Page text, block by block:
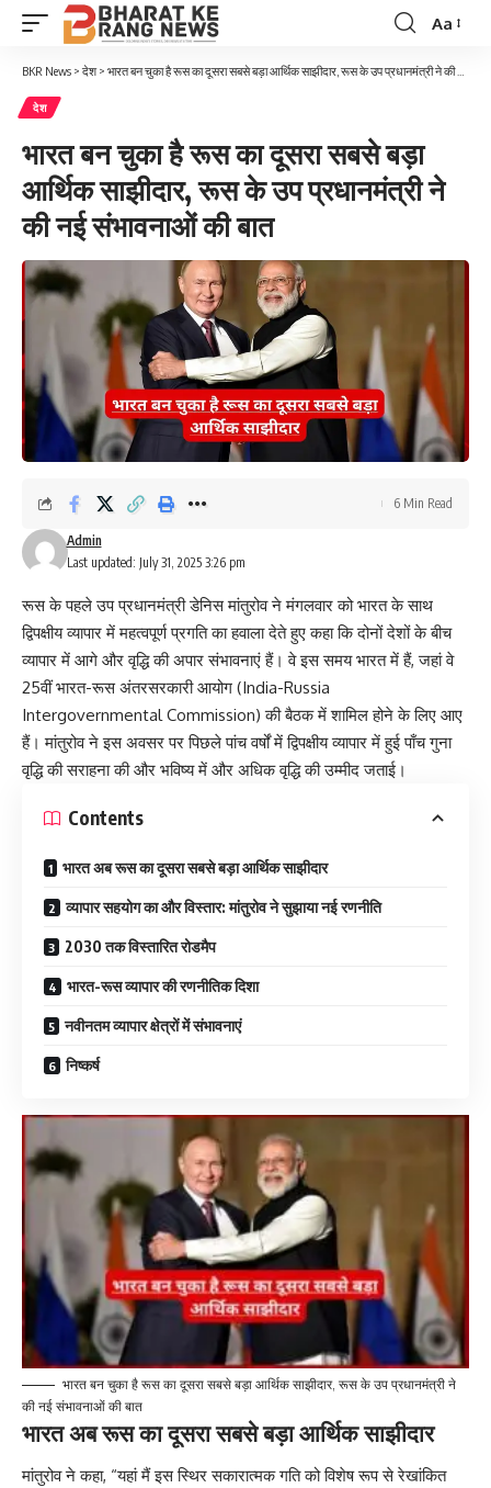
Font
Resizer
Aa
BKR News > देश> भारत बन चुका है रूस का दूसरा सबसे बड़ा आर्थिक साझीदार, रूस के उप प्रधानमंत्री ने की नई संभावनाओं की बात
देश
भारत बन चुका है रूस का दूसरा सबसे बड़ा
आर्थिक साझीदार, रूस के उप प्रधानमंत्री ने
की नई संभावनाओं की बात
Last updated: July 31, 2025 3:26 pm
Admin
6 Min Read
रूस के पहले उप प्रधानमंत्री डेनिस मांतुरोव ने मंगलवार को भारत के साथ
द्विपक्षीय व्यापार में महत्वपूर्ण प्रगति का हवाला देते हुए कहा कि दोनों देशों के बीच
व्यापार में आगे और वृद्धि की अपार संभावनाएं हैं। वे इस समय भारत में हैं, जहां वे
25वीं भारत-रूस अंतरसरकारी आयोग (India-Russia
Intergovernmental Commission) की बैठक में शामिल होने के लिए आए
हैं। मांतुरोव ने इस अवसर पर पिछले पांच वर्षों में द्विपक्षीय व्यापार में हुई पाँच गुना
वृद्धि की सराहना की और भविष्य में और अधिक वृद्धि की उम्मीद जताई।
Contents
भारत अब रूस का दूसरा सबसे बड़ा आर्थिक साझीदार
व्यापार सहयोग का और विस्तार: मांतुरोव ने सुझाया नई रणनीति
2030 तक विस्तारित रोडमैप
भारत-रूस व्यापार की रणनीतिक दिशा
नवीनतम व्यापार क्षेत्रों में संभावनाएं
निष्कर्ष
भारत बन चुका है रूस का दूसरा सबसे बड़ा आर्थिक साझीदार, रूस के उप प्रधानमंत्री ने
की नई संभावनाओं की बात
भारत अब रूस का दूसरा सबसे बड़ा आर्थिक साझीदार
मांतुरोव ने कहा, “यहां मैं इस स्थिर सकारात्मक गति को विशेष रूप से रेखांकित